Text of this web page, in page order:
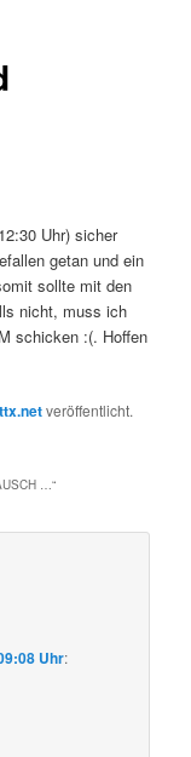
Uhr) sicher
getan und ein
sollte mit den
nicht, muss ich
schicken :(. Hoffen
veröffentlicht.
…“
Uhr: